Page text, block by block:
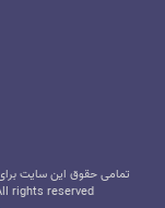
تمامی حقوق این سایت
rights reserved